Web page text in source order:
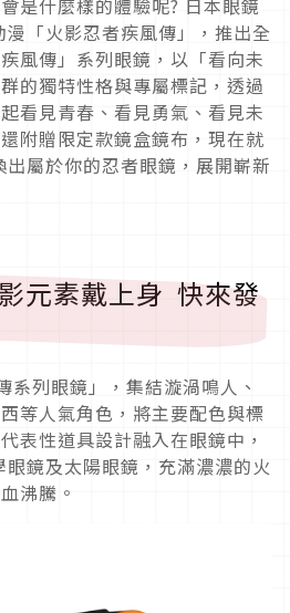
是什麼樣的體驗呢? 日本眼鏡
「火影忍者疾風傳」，推出全
風傳」系列眼鏡，以「看向未
的獨特性格與專屬標記，透過
看見青春、看見勇氣、看見未
附贈限定款鏡盒鏡布，現在就
屬於你的忍者眼鏡，展開嶄新
元素戴上身 快來發
系列眼鏡」，集結漩渦鳴人、
等人氣角色，將主要配色與標
表性道具設計融入在眼鏡中，
眼鏡及太陽眼鏡，充滿濃濃的火
沸騰。